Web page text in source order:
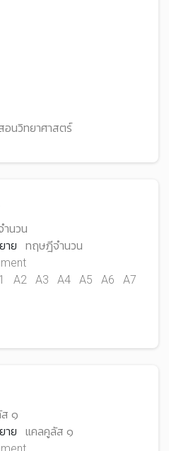
นวิทยาศาสตร์
นวน
าย
ทฤษฎีจำนวน
A2 A3 A4 A5 A6
A7
๑
าย
แคลคูลัส ๑